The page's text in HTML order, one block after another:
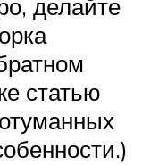
делайте
статью